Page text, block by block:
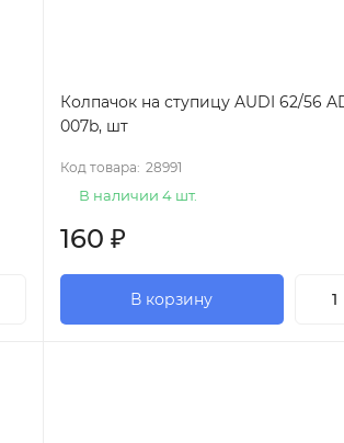
Колпачок на ступицу AUDI 62/56
007b, шт
Код товара: 28991
В наличии 4 шт.
160 ₽
В корзину